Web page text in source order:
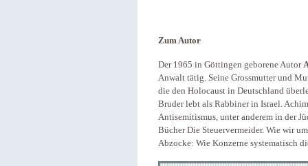
Zum Autor
Der 1965 in Göttingen geborene Autor
Anwalt tätig. Seine Grossmutter und
die den Holocaust in Deutschland
Bruder lebt als Rabbiner in Israel.
Antisemitismus, unter anderem in der
Bücher Die Steuervermeider. Wie wir
Abzocke: Wie Konzerne systematisch